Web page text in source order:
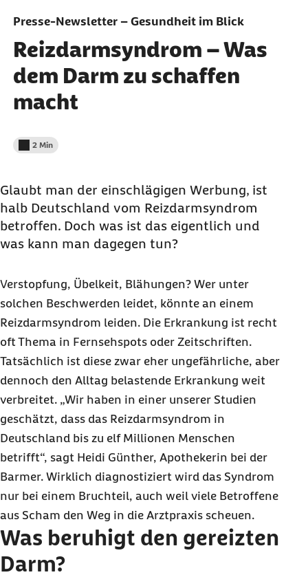
Presse-Newsletter – Gesundheit im Blick
Reizdarmsyndrom – Was
dem Darm zu schaffen
macht
Lesedauer weniger als
2 Min
Glaubt man der einschlägigen Werbung, ist
halb Deutschland vom Reizdarmsyndrom
betroffen. Doch was ist das eigentlich und
was kann man dagegen tun?
Verstopfung, Übelkeit, Blähungen? Wer unter
solchen Beschwerden leidet, könnte an einem
Reizdarmsyndrom leiden. Die Erkrankung ist recht
oft Thema in Fernsehspots oder Zeitschriften.
Tatsächlich ist diese zwar eher ungefährliche, aber
dennoch den Alltag belastende Erkrankung weit
verbreitet. „Wir haben in einer unserer Studien
geschätzt, dass das Reizdarmsyndrom in
Deutschland bis zu elf Millionen Menschen
betrifft“, sagt Heidi Günther, Apothekerin bei der
Barmer. Wirklich diagnostiziert wird das Syndrom
nur bei einem Bruchteil, auch weil viele Betroffene
aus Scham den Weg in die Arztpraxis scheuen.
Was beruhigt den gereizten
Darm?